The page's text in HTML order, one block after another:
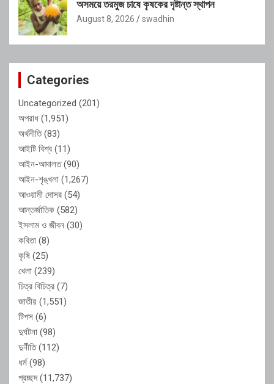
অসময়ে তরমুজ চাষে কৃষকের দৃষ্টান্ত স্থাপন
August 8, 2026 swadhin
Categories
Uncategorized (201)
অপরাধ (1,951)
অর্থনীতি(83)
আইটি বিশ্ব (11)
আইন-আদালত(90)
আইন-শৃঙ্খলা (1,267)
আওয়ামী দোসর (54)
আন্তর্জাতিক (582)
ইসলাম ও জীবন (30)
কবিতা (8)
কৃষি (25)
খেলা (239)
চিত্র বিচিত্র (7)
জাতীয় (1,551)
টিপস (6)
দুর্ঘটনা (98)
দুর্নীতি(112)
ধর্ম(98)
প্রচ্ছদ(11,737)